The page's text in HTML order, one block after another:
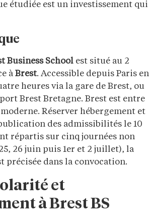
étudiée est un investissement qui
Business School est situé au 2
à Brest. Accessible depuis Paris en
heures via la gare de Brest, ou
Brest Bretagne. Brest est entre
Réserver hébergement et
des admissibilités le 10
répartis sur cinq journées non
26 juin puis 1er et 2 juillet), la
précisée dans la convocation.
et
à Brest BS